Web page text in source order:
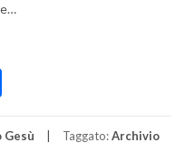
Gesù Taggato:Archivio